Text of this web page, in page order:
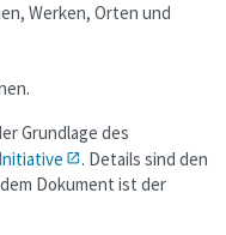
Werken, Orten und
Grundlage des
. Details sind den
Dokument ist der